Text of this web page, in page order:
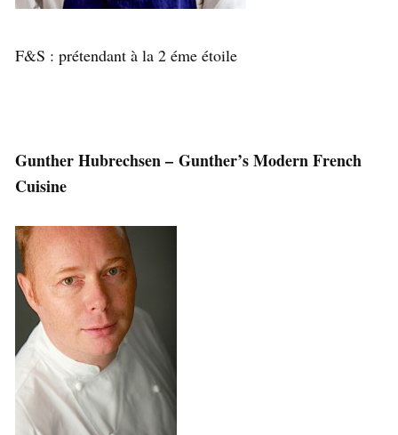
F&S : prétendant à la 2 éme étoile
Gunther Hubrechsen – Gunther’s Modern French
Cuisine